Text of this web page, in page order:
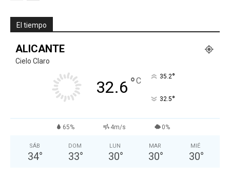
El tiempo
ALICANTE
Cielo Claro
32.6 °C 35.2°
32.5°
65% 4m/s 0%
SÁB
34°
DOM
33°
LUN
30°
MAR
30°
MIÉ
30°